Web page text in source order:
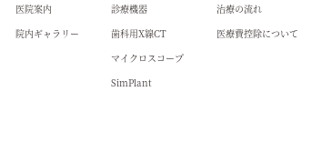
医院案内
院内ギャラリー
診療機器
歯科用X線CT
マイクロスコープ
SimPlant
治療の流れ
医療費控除について